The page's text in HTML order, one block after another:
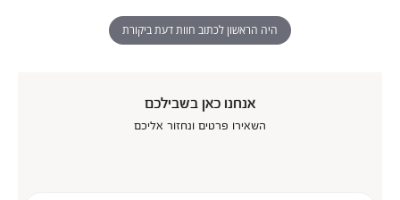
היה הראשון לכתוב חוות דעת ביקורת
אנחנו כאן בשבילכם
השאירו פרטים ונחזור אליכם